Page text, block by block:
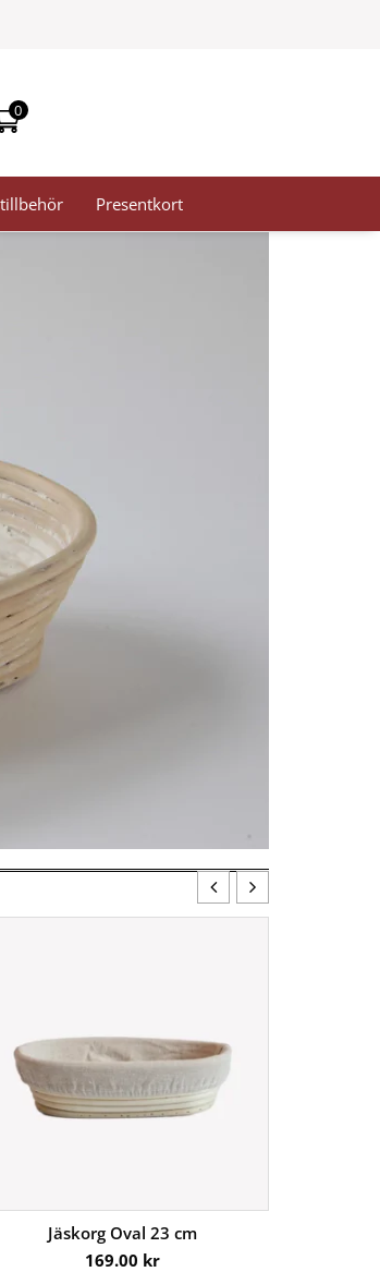
0
Presentkort
Jäskorg Oval 23 cm
169.00 kr